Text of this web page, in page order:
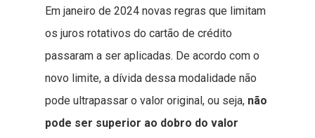
Em janeiro de 2024 novas regras que limitam
os juros rotativos do cartão de crédito
passaram a ser aplicadas. De acordo com o
novo limite, a dívida dessa modalidade não
pode ultrapassar o valor original, ou seja, não
pode ser superior ao dobro do valor